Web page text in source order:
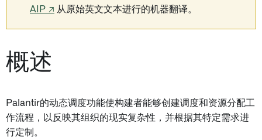
AIP ↗ 从原始英文文本进行的机器翻译。
概述
Palantir的动态调度功能使构建者能够创建调度和资源分配工
作流程，以反映其组织的现实复杂性，并根据其特定需求进
行定制。